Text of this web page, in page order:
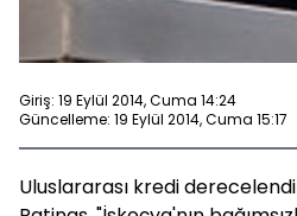
Giriş: 19 Eylül 2014, Cuma 14:24
Güncelleme: 19 Eylül 2014, Cuma 15:17
Uluslararası kredi